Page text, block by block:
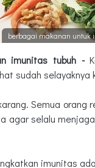
berbagai makanan untuk
imunitas tubuh -
sudah
Semua orang
agar selalu
imunitas